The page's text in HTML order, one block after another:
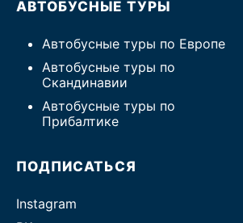
АВТОБУСНЫЕ ТУРЫ
Автобусные туры по Европе
Автобусные туры по
Скандинавии
Автобусные туры по
Прибалтике
ПОДПИСАТЬСЯ
Instagram